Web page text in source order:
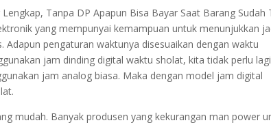
Tanpa DP Apapun Bisa Bayar Saat Barang Sudah
yang mempunyai kemampuan untuk menunjukkan
pengaturan waktunya disesuaikan dengan waktu
jam dinding digital waktu sholat, kita tidak perlu lagi
jam analog biasa. Maka dengan model jam digital
mudah. Banyak produsen yang kekurangan man power